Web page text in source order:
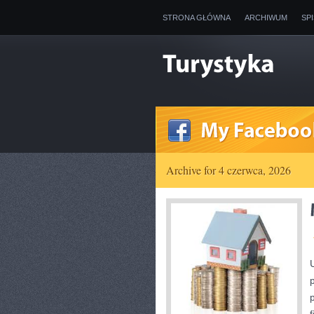
STRONA GŁÓWNA ARCHIWUM
Archive for 4 czerwca, 2026